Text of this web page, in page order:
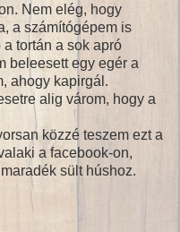
Nem elég, hogy
a számítógépem is
tortán a sok apró
beleesett egy egér a
ahogy kapirgál.
alig várom, hogy a
közzé teszem ezt a
a facebook-on,
sült húshoz.